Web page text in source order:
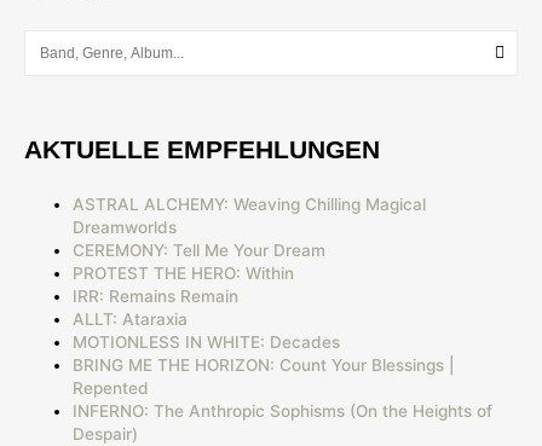
AKTUELLE EMPFEHLUNGEN
ASTRAL ALCHEMY: Weaving Chilling Magical
Dreamworlds
CEREMONY: Tell Me Your Dream
PROTEST THE HERO: Within
IRR: Remains Remain
ALLT: Ataraxia
MOTIONLESS IN WHITE: Decades
BRING ME THE HORIZON: Count Your Blessings |
Repented
INFERNO: The Anthropic Sophisms (On the Heights of
Despair)